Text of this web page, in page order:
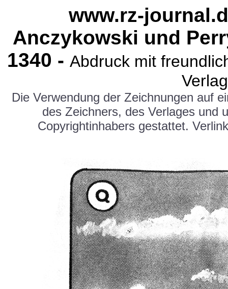
www.rz-
Anczykowski und
1340 - Abdruck mit
Die Verwendung der Zeichnungen auf
des Zeichners, des Verlages und
Copyrightinhabers gestattet.